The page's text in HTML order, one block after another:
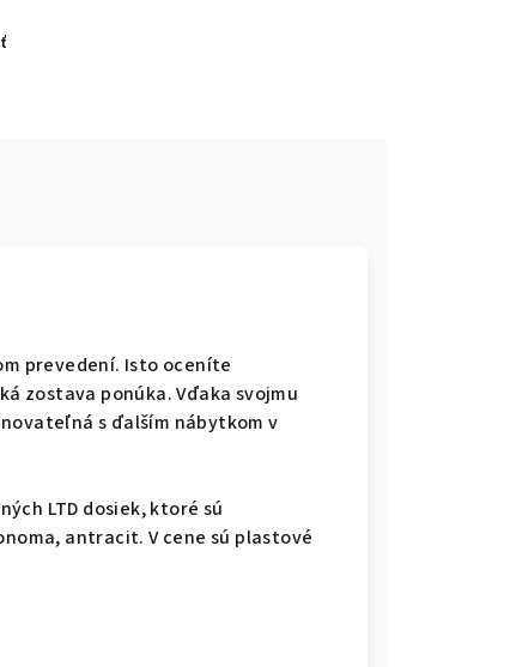
prevedení. Isto oceníte
zostava ponúka. Vďaka svojmu
s ďalším nábytkom v
LTD dosiek, ktoré sú
antracit. V cene sú plastové